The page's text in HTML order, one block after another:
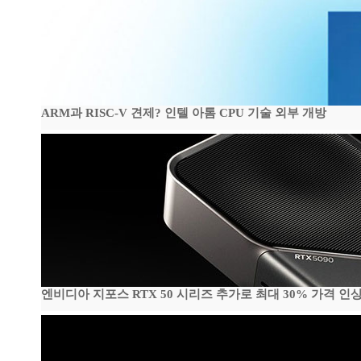
ARM과 RISC-V 견제? 인텔 아톰 CPU 기술 외부 개방
엔비디아 지포스 RTX 50 시리즈 추가로 최대 30% 가격 인